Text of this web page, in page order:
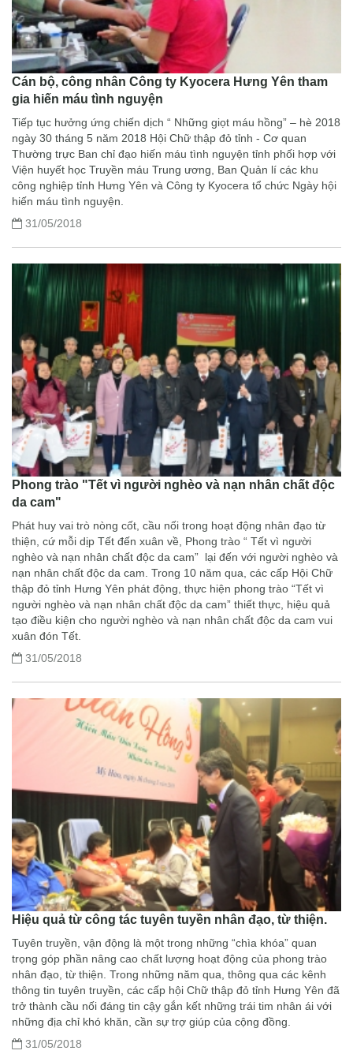
Cán bộ, công nhân Công ty Kyocera Hưng Yên tham
gia hiến máu tình nguyện
Tiếp tục hưởng ứng chiến dịch “ Những giọt máu hồng” – hè 2018
ngày 30 tháng 5 năm 2018 Hội Chữ thập đỏ tỉnh - Cơ quan
Thường trực Ban chỉ đạo hiến máu tình nguyện tỉnh phối hợp với
Viện huyết học Truyền máu Trung ương, Ban Quản lí các khu
công nghiệp tỉnh Hưng Yên và Công ty Kyocera tổ chức Ngày hội
hiến máu tình nguyện.
31/05/2018
Phong trào "Tết vì người nghèo và nạn nhân chất độc
da cam"
Phát huy vai trò nòng cốt, cầu nối trong hoạt động nhân đạo từ
thiện, cứ mỗi dịp Tết đến xuân về, Phong trào “ Tết vì người
nghèo và nạn nhân chất độc da cam” lại đến với người nghèo và
nạn nhân chất độc da cam. Trong 10 năm qua, các cấp Hội Chữ
thập đỏ tỉnh Hưng Yên phát động, thực hiện phong trào “Tết vì
người nghèo và nạn nhân chất độc da cam” thiết thực, hiệu quả
tạo điều kiện cho người nghèo và nạn nhân chất độc da cam vui
xuân đón Tết.
31/05/2018
Hiệu quả từ công tác tuyên tuyền nhân đạo, từ thiện.
Tuyên truyền, vận động là một trong những “chìa khóa” quan
trọng góp phần nâng cao chất lượng hoạt động của phong trào
nhân đạo, từ thiện. Trong những năm qua, thông qua các kênh
thông tin tuyên truyền, các cấp hội Chữ thập đỏ tỉnh Hưng Yên đã
trở thành cầu nối đáng tin cậy gắn kết những trái tim nhân ái với
những địa chỉ khó khăn, cần sự trợ giúp của cộng đồng.
31/05/2018